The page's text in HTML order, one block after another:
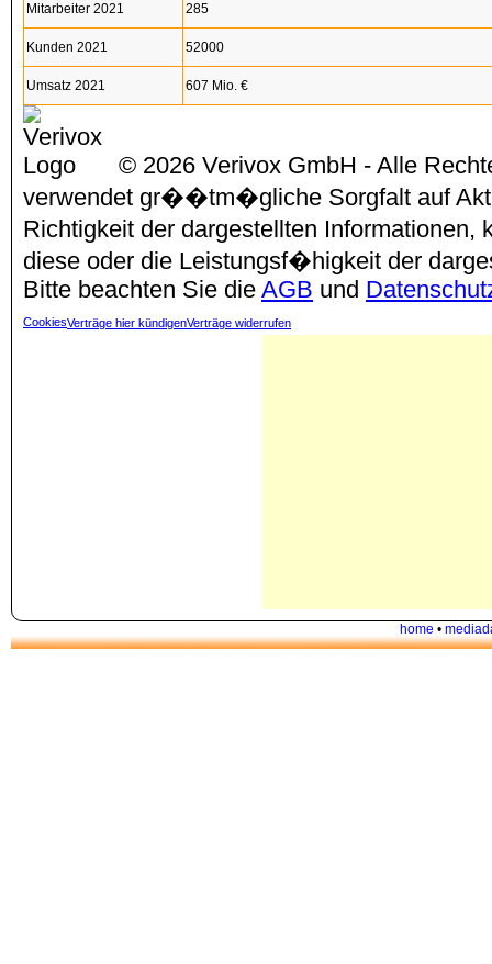
Mitarbeiter 2021 285
Kunden 2021 52000
Umsatz 2021 607 Mio. €
© 2026 Verivox GmbH - Alle
verwendet gr��tm�gliche Sorgfalt auf
Richtigkeit der dargestellten
diese oder die Leistungsf�higkeit der
Bitte beachten Sie die AGB und
CookiesVerträge hier kündigenVerträge widerrufen
home •